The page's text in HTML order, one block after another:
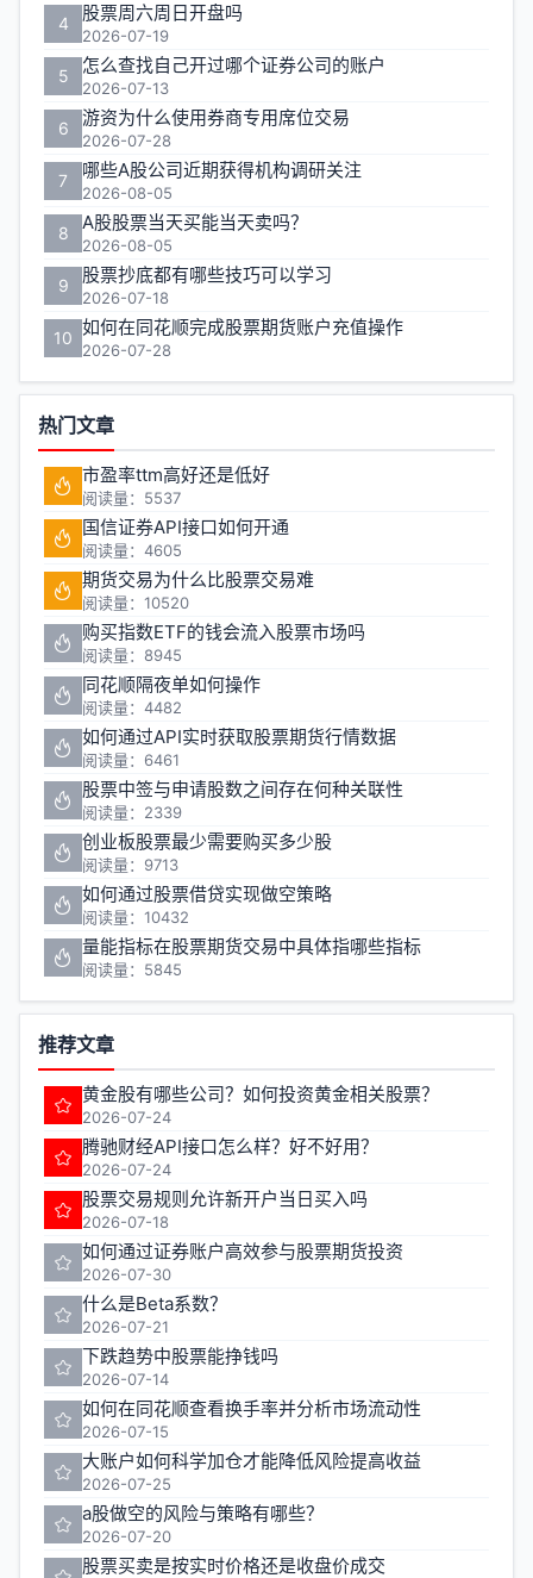
4 股票周六周日开盘吗
2026-07-19
5 怎么查找自己开过哪个证券公司的账户
2026-07-13
6 游资为什么使用券商专用席位交易
2026-07-28
7 哪些A股公司近期获得机构调研关注
2026-08-05
8 A股股票当天买能当天卖吗？
2026-08-05
9 股票抄底都有哪些技巧可以学习
2026-07-18
10 如何在同花顺完成股票期货账户充值操作
2026-07-28
热门文章
市盈率ttm高好还是低好
阅读量：5537
国信证券API接口如何开通
阅读量：4605
期货交易为什么比股票交易难
阅读量：10520
购买指数ETF的钱会流入股票市场吗
阅读量：8945
同花顺隔夜单如何操作
阅读量：4482
如何通过API实时获取股票期货行情数据
阅读量：6461
股票中签与申请股数之间存在何种关联性
阅读量：2339
创业板股票最少需要购买多少股
阅读量：9713
如何通过股票借贷实现做空策略
阅读量：10432
量能指标在股票期货交易中具体指哪些指标
阅读量：5845
推荐文章
黄金股有哪些公司？如何投资黄金相关股票？
2026-07-24
腾驰财经API接口怎么样？好不好用？
2026-07-24
股票交易规则允许新开户当日买入吗
2026-07-18
如何通过证券账户高效参与股票期货投资
2026-07-30
什么是Beta系数？
2026-07-21
下跌趋势中股票能挣钱吗
2026-07-14
如何在同花顺查看换手率并分析市场流动性
2026-07-15
大账户如何科学加仓才能降低风险提高收益
2026-07-25
a股做空的风险与策略有哪些？
2026-07-20
股票买卖是按实时价格还是收盘价成交